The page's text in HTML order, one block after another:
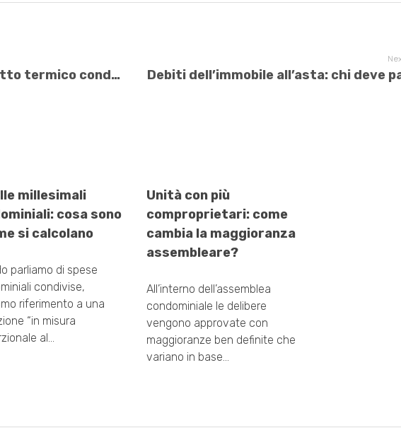
Superbonus per il cappotto termico condominiale: il dissenziente partecipa?
millesimali
cosa sono
si calcolano
parliamo di spese
condivise,
riferimento a una
“in misura
al…
Unità con più
comproprietari: come
cambia la maggioranza
assembleare?
All’interno dell’assemblea
condominiale le delibere
vengono approvate con
maggioranze ben definite che
variano in base…